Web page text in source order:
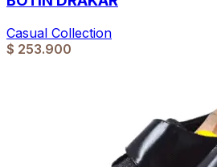
Casual Collection
$ 253.900